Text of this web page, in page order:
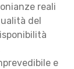
reali
del
e